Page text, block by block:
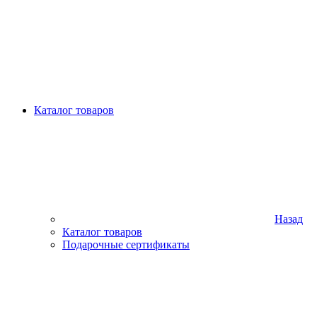
Каталог товаров
Назад
Каталог товаров
Подарочные сертификаты